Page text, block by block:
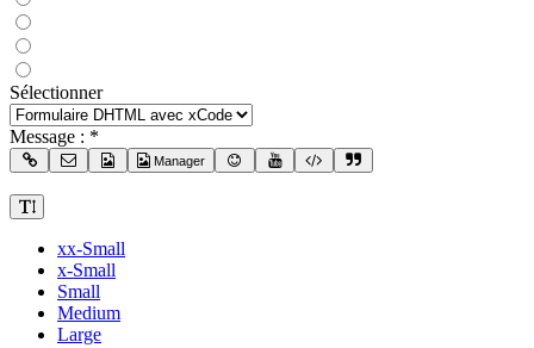
Sélectionner
Message : *
Manager
xx-Small
x-Small
Small
Medium
Large